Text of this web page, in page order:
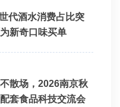
代酒水消费占比突
新奇口味买单
散场，2026南京秋
套食品科技交流会